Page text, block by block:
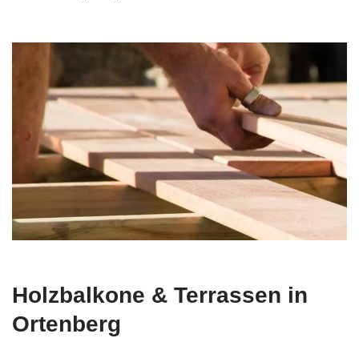
Holzbalkone & Terrassen in
Ortenberg